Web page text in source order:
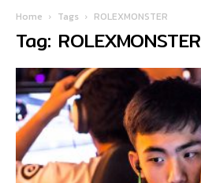
Home Tags ROLEXMONSTER
Tag: ROLEXMONSTER